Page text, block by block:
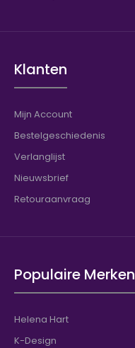
Klanten
Mijn Account
Bestelgeschiedenis
Verlanglijst
Nieuwsbrief
Retouraanvraag
Populaire Merken
Helena Hart
K-Design